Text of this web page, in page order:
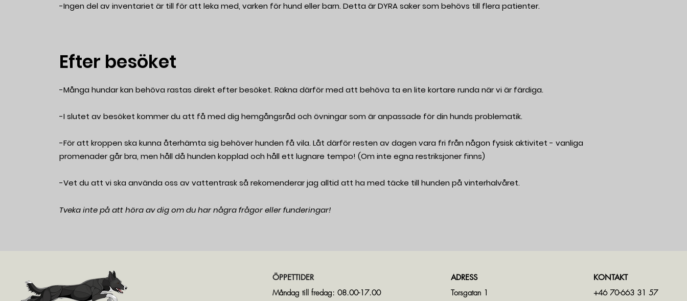
-Ingen del av inventariet är till för att leka med, varken för hund eller barn. Detta är DYRA saker som behövs till flera patienter.
Efter besöket
-Många hundar kan behöva rastas direkt efter besöket. Räkna därför med att behöva ta en lite kortare runda när vi är färdiga.
-I slutet av besöket kommer du att få med dig hemgångsråd och övningar som är anpassade för din hunds problematik.
-För att kroppen ska kunna återhämta sig behöver hunden få vila. Låt därför resten av dagen vara fri från någon fysisk aktivitet - vanliga
promenader går bra, men håll då hunden kopplad och håll ett lugnare tempo! (Om inte egna restriksjoner finns)
-Vet du att vi ska använda oss av vattentrask så rekomenderar jag alltid att ha med täcke till hunden på vinterhalvåret.
Tveka inte på att höra av dig om du har några frågor eller funderingar!
ÖPPETTIDER
Måndag till fredag: 08.00-17.00
ADRESS
Torsgatan 1
KONTAKT
+46 70-663 31 57